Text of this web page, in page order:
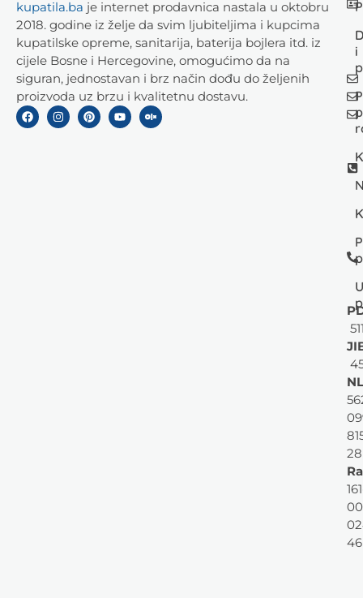
kupatila.ba je internet prodavnica nastala u oktobru
2018. godine iz želje da svim ljubiteljima i kupcima
kupatilske opreme, sanitarija, baterija bojlera itd. iz
cijele Bosne i Hercegovine, omogućimo da na
siguran, jednostavan i brz način dođu do željenih
proizvoda uz brzu i kvalitetnu dostavu.
i
28
46